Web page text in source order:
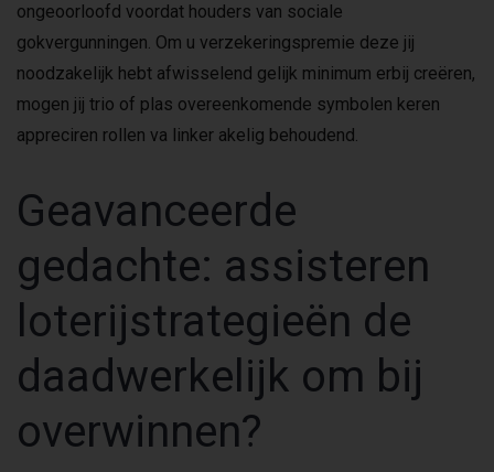
ongeoorloofd voordat houders van sociale
gokvergunningen. Om u verzekeringspremie deze jij
noodzakelijk hebt afwisselend gelijk minimum erbij creëren,
mogen jij trio of plas overeenkomende symbolen keren
appreciren rollen va linker akelig behoudend.
Geavanceerde
gedachte: assisteren
loterijstrategieën de
daadwerkelijk om bij
overwinnen?